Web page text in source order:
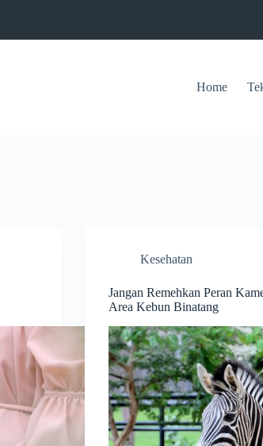
Home
Kesehatan
Jangan Remehkan Peran
Area Kebun Binatang